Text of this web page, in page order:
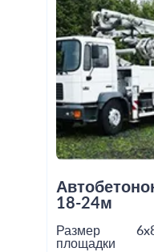
18-24м
Размер
площадки